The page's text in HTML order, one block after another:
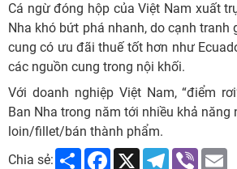
Cá ngừ đóng hộp của Việt Nam xuất
Nha khó bứt phá nhanh, do cạnh tranh
cung có ưu đãi thuế tốt hơn như
các nguồn cung trong nội khối.
Với doanh nghiệp Việt Nam, “điểm
Ban Nha trong năm tới nhiều khả năng
loin/fillet/bán thành phẩm.
Chia sẻ:
Share Facebook
X Telegram
Viber